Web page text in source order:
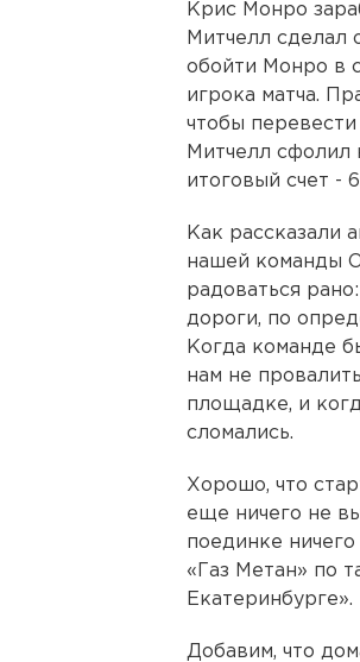
Крис Монро
Митчелл сделал
обойти Монро в
игрока матча.
чтобы
Митчелл сфолил
итоговый счет -
Как рассказали
нашей команды
радоваться
дороги, по
Когда команде
нам не
площадке, и
сломались.
Хорошо, что
еще ничего не
поединке
«Газ Метан» по
Екатеринбурге».
Добавим, что